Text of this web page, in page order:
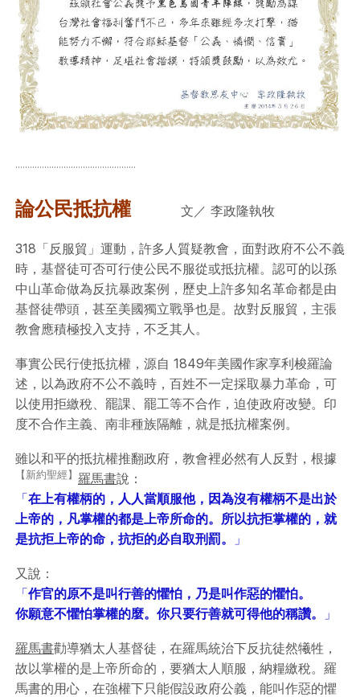
..................................................
論公民抵抗權 文／ 李政隆執牧
318「反服貿」運動，許多人質疑教會，面對政府不公不義
時，基督徒可否可行使公民不服從或抵抗權。認可的以孫
中山革命做為反抗暴政案例，歷史上許多知名革命都是由
基督徒帶頭，甚至美國獨立戰爭也是。故對反服貿，主張
教會應積極投入支持，不乏其人。
事實公民行使抵抗權，源自 1849年美國作家享利梭羅論
述，以為政府不公不義時，百姓不一定採取暴力革命，可
以使用拒繳稅、罷課、罷工等不合作，迫使政府改變。印
度不合作主義、南非種族隔離，就是抵抗權案例。
雖以和平的抵抗權推翻政府，教會裡必然有人反對，根據
【新約聖經】 羅馬書說：
「在上有權柄的，人人當順服他，因為沒有權柄不是出於
上帝的，凡掌權的都是上帝所命的。 所以抗拒掌權的，就
是抗拒上帝的命，抗拒的必自取刑罰。
」
又說：
「作官的原不是叫行善的懼怕，乃是叫作惡的懼怕。
你願意不懼怕掌權的麼。 你只要行善就可得他的稱讚。 」
羅馬書勸導猶太人基督徒，在羅馬統治下反抗徒然犧牲，
故以掌權的是上帝所命的，要猶太人順服，納糧繳稅。羅
馬書的用心，在強權下只能假設政府公義，能叫作惡的懼